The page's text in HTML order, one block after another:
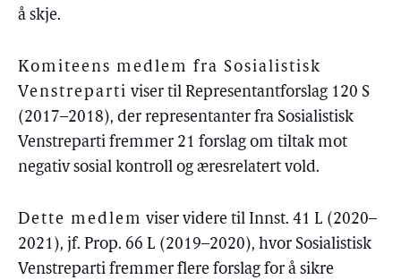
å skje.
Komiteens medlem fra Sosialistisk
Venstreparti viser til Representantforslag 120 S
(2017–2018), der representanter fra Sosialistisk
Venstreparti fremmer 21 forslag om tiltak mot
negativ sosial kontroll og æresrelatert vold.
Dette medlem viser videre til Innst. 41 L (2020–
2021), jf. Prop. 66 L (2019–2020), hvor Sosialistisk
Venstreparti fremmer flere forslag for å sikre